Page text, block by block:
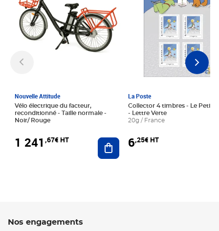
Nouvelle Attitude
Vélo électrique du facteur,
reconditionné - Taille normale -
Noir/ Rouge
1 241 ,67€ HT Ajouter au panier
La Poste
Collector 4 timbres - Le Petit
- Lettre Verte
20g / France
6,25€ HT
Nos engagements